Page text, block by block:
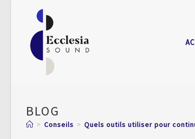
BLOG
> Conseils > Quels outils utiliser pour